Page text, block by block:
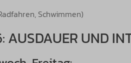
Schwimmen)
AUSDAUER UND